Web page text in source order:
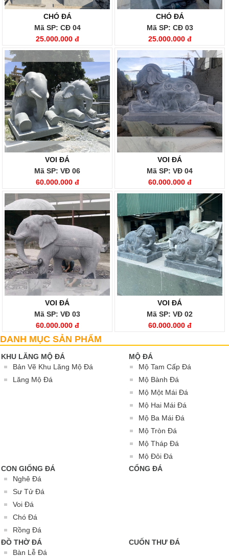
CHÓ ĐÁ
Mã SP: CĐ 04
25.000.000 đ
CHÓ ĐÁ
Mã SP: CĐ 03
25.000.000 đ
VOI ĐÁ
Mã SP: VĐ 06
60.000.000 đ
VOI ĐÁ
Mã SP: VĐ 04
60.000.000 đ
VOI ĐÁ
Mã SP: VĐ 03
60.000.000 đ
VOI ĐÁ
Mã SP: VĐ 02
60.000.000 đ
DANH MỤC SẢN PHẨM
KHU LĂNG MỘ ĐÁ
Bản Vẽ Khu Lăng Mộ Đá
Lăng Mộ Đá
MỘ ĐÁ
Mộ Tam Cấp Đá
Mộ Bành Đá
Mộ Một Mái Đá
Mộ Hai Mái Đá
Mộ Ba Mái Đá
Mộ Tròn Đá
Mộ Tháp Đá
Mộ Đôi Đá
CON GIỐNG ĐÁ
Nghê Đá
Sư Tử Đá
Voi Đá
Chó Đá
Rồng Đá
CỔNG ĐÁ
ĐỒ THỜ ĐÁ
Bàn Lễ Đá
CUỐN THƯ ĐÁ